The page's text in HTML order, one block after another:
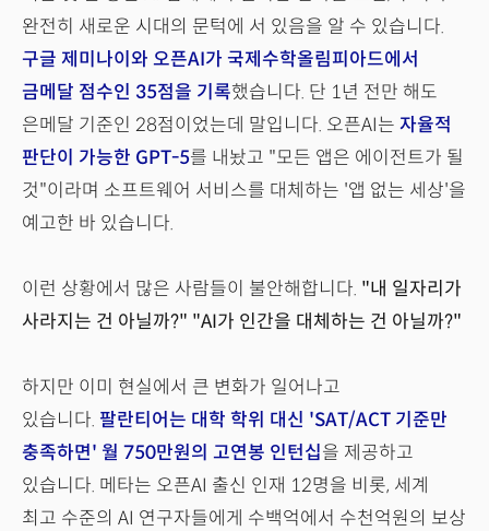
완전히 새로운 시대의 문턱에 서 있음을 알 수 있습니다.
구글 제미나이와 오픈AI가 국제수학올림피아드에서
금메달 점수인 35점을 기록했습니다. 단 1년 전만 해도
은메달 기준인 28점이었는데 말입니다. 오픈AI는 자율적
판단이 가능한 GPT-5를 내놨고 "모든 앱은 에이전트가 될
것"이라며 소프트웨어 서비스를 대체하는 '앱 없는 세상'을
예고한 바 있습니다.
이런 상황에서 많은 사람들이 불안해합니다. "내 일자리가
사라지는 건 아닐까?" "AI가 인간을 대체하는 건 아닐까?"
하지만 이미 현실에서 큰 변화가 일어나고
있습니다. 팔란티어는 대학 학위 대신 'SAT/ACT 기준만
충족하면' 월 750만원의 고연봉 인턴십을 제공하고
있습니다. 메타는 오픈AI 출신 인재 12명을 비롯, 세계
최고 수준의 AI 연구자들에게 수백억에서 수천억원의 보상